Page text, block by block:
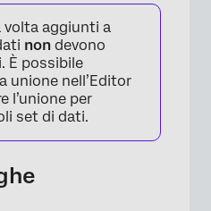
volta aggiunti a
non devono
È possibile
unione nell’Editor
l’unione per
set di dati.